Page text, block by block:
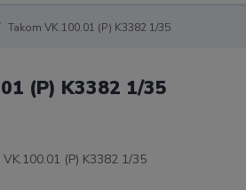
Takom VK.100.01 (P) K3382 1/35
(P) K3382 1/35